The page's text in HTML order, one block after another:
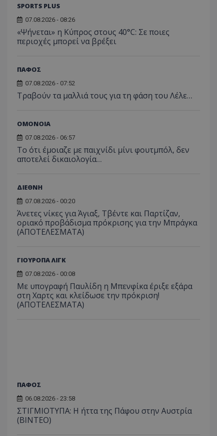
SPORTS PLUS
07.08.2026 - 08:26
«Ψήνεται» η Κύπρος στους 40°C: Σε ποιες
περιοχές μπορεί να βρέξει
ΠΑΦΟΣ
07.08.2026 - 07:52
Τραβούν τα μαλλιά τους για τη φάση του Λέλε…
ΟΜΟΝΟΙΑ
07.08.2026 - 06:57
Το ότι έμοιαζε με παιχνίδι μίνι φουτμπόλ, δεν
αποτελεί δικαιολογία…
ΔΙΕΘΝΗ
07.08.2026 - 00:20
Άνετες νίκες για Άγιαξ, Τβέντε και Παρτίζαν,
οριακό προβάδισμα πρόκρισης για την Μπράγκα
(ΑΠΟΤΕΛΕΣΜΑΤΑ)
ΓΙΟΥΡΟΠΑ ΛΙΓΚ
07.08.2026 - 00:08
Με υπογραφή Παυλίδη η Μπενφίκα έριξε εξάρα
στη Χαρτς και κλείδωσε την πρόκριση!
(ΑΠΟΤΕΛΕΣΜΑΤΑ)
ΠΑΦΟΣ
06.08.2026 - 23:58
ΣΤΙΓΜΙΟΤΥΠΑ: Η ήττα της Πάφου στην Αυστρία
(ΒΙΝΤΕΟ)